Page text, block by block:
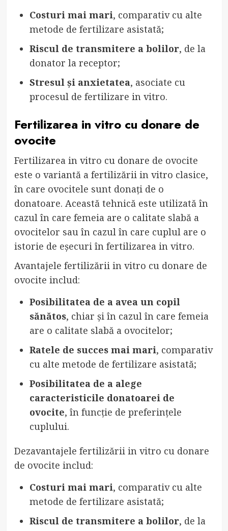
Costuri mai mari, comparativ cu alte
metode de fertilizare asistată;
Riscul de transmitere a bolilor, de la
donator la receptor;
Stresul și anxietatea, asociate cu
procesul de fertilizare in vitro.
Fertilizarea in vitro cu donare de
ovocite
Fertilizarea in vitro cu donare de ovocite
este o variantă a fertilizării in vitro clasice,
în care ovocitele sunt donați de o
donatoare. Această tehnică este utilizată în
cazul în care femeia are o calitate slabă a
ovocitelor sau în cazul în care cuplul are o
istorie de eșecuri în fertilizarea in vitro.
Avantajele fertilizării in vitro cu donare de
ovocite includ:
Posibilitatea de a avea un copil
sănătos, chiar și în cazul în care femeia
are o calitate slabă a ovocitelor;
Ratele de succes mai mari, comparativ
cu alte metode de fertilizare asistată;
Posibilitatea de a alege
caracteristicile donatoarei de
ovocite, în funcție de preferințele
cuplului.
Dezavantajele fertilizării in vitro cu donare
de ovocite includ:
Costuri mai mari, comparativ cu alte
metode de fertilizare asistată;
Riscul de transmitere a bolilor, de la